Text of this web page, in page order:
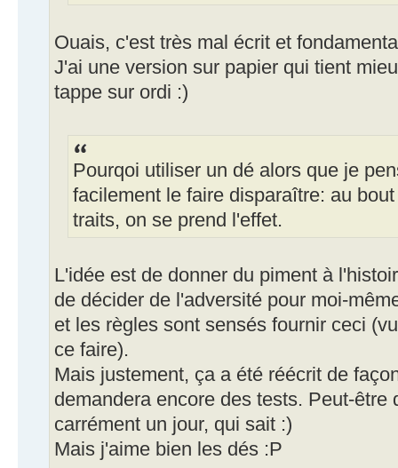
Ouais, c'est très mal écrit et
J'ai une version sur papier qui tient
tappe sur ordi :)
Pourqoi utiliser un dé alors que je
facilement le faire disparaître: au
traits, on se prend l'effet.
L'idée est de donner du piment à
de décider de l'adversité pour moi-
et les règles sont sensés fournir ceci
ce faire).
Mais justement, ça a été réécrit de
demandera encore des tests. Peut-être
carrément un jour, qui sait :)
Mais j'aime bien les dés :P